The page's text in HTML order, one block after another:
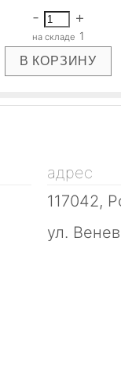
-
+
1
адрес
117042,
ул.
обработку